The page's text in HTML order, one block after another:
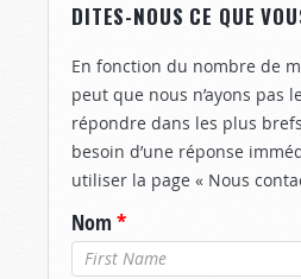
DITES-NOUS CE QUE
En fonction du nombre de
peut que nous n’ayons pas
répondre dans les plus
besoin d’une réponse
utiliser la page « Nous
Nom *